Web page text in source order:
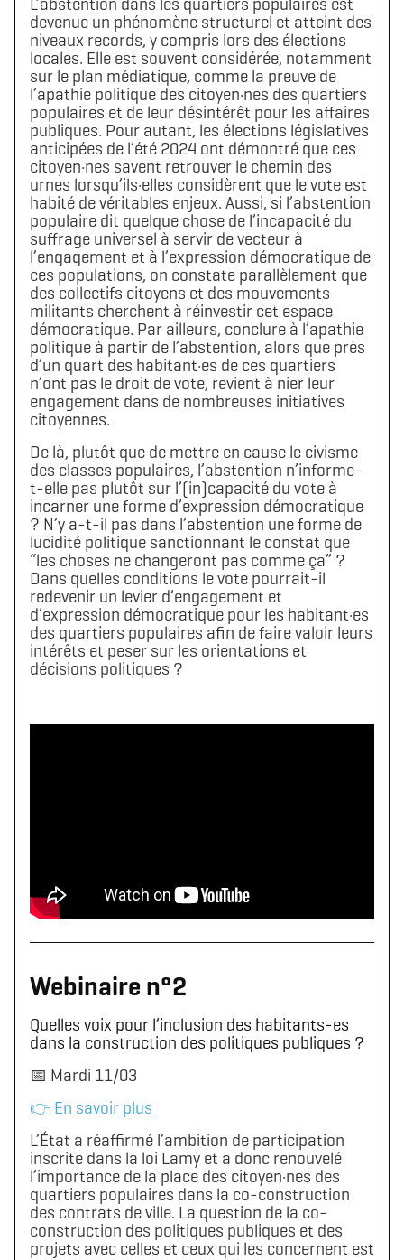
devenue un phénomène structurel et atteint des
niveaux records, y compris lors des élections
locales. Elle est souvent considérée, notamment
sur le plan médiatique, comme la preuve de
l’apathie politique des citoyen·nes des quartiers
populaires et de leur désintérêt pour les affaires
publiques. Pour autant, les élections législatives
anticipées de l’été 2024 ont démontré que ces
citoyen·nes savent retrouver le chemin des
urnes lorsqu’ils·elles considèrent que le vote est
habité de véritables enjeux. Aussi, si l’abstention
populaire dit quelque chose de l’incapacité du
suffrage universel à servir de vecteur à
l’engagement et à l’expression démocratique de
ces populations, on constate parallèlement que
des collectifs citoyens et des mouvements
militants cherchent à réinvestir cet espace
démocratique. Par ailleurs, conclure à l’apathie
politique à partir de l’abstention, alors que près
d’un quart des habitant·es de ces quartiers
n’ont pas le droit de vote, revient à nier leur
engagement dans de nombreuses initiatives
citoyennes.
De là, plutôt que de mettre en cause le civisme
des classes populaires, l’abstention n’informe-
t-elle pas plutôt sur l’(in)capacité du vote à
incarner une forme d’expression démocratique
? N’y a-t-il pas dans l’abstention une forme de
lucidité politique sanctionnant le constat que
“les choses ne changeront pas comme ça” ?
Dans quelles conditions le vote pourrait-il
redevenir un levier d’engagement et
d’expression démocratique pour les habitant·es
des quartiers populaires afin de faire valoir leurs
intérêts et peser sur les orientations et
décisions politiques ?
Webinaire n°2
Quelles voix pour l’inclusion des habitants-es
dans la construction des politiques publiques ?
📅 Mardi 11/03
👉 En savoir plus
L’État a réaffirmé l’ambition de participation
inscrite dans la loi Lamy et a donc renouvelé
l’importance de la place des citoyen·nes des
quartiers populaires dans la co-construction
des contrats de ville. La question de la co-
construction des politiques publiques et des
projets avec celles et ceux qui les concernent est